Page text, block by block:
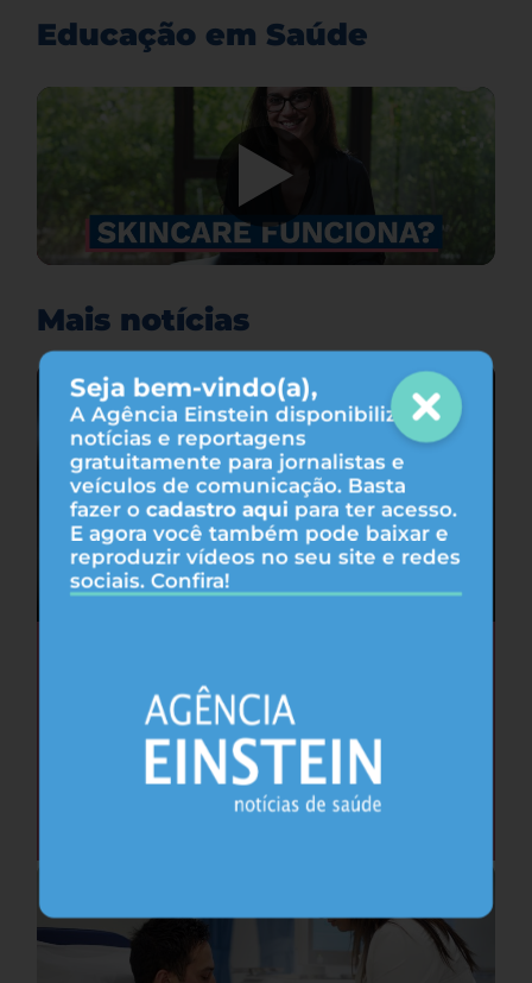
Seja bem-vindo(a),
A Agência Einstein disponibiliza
notícias e reportagens
gratuitamente para jornalistas e
veículos de comunicação. Basta
fazer o cadastro aqui para ter acesso.
E agora você também pode baixar e
reproduzir vídeos no seu site e redes
sociais. Confira!
Educação em Saúde
Mais notícias
privação do sono, sugere estudo